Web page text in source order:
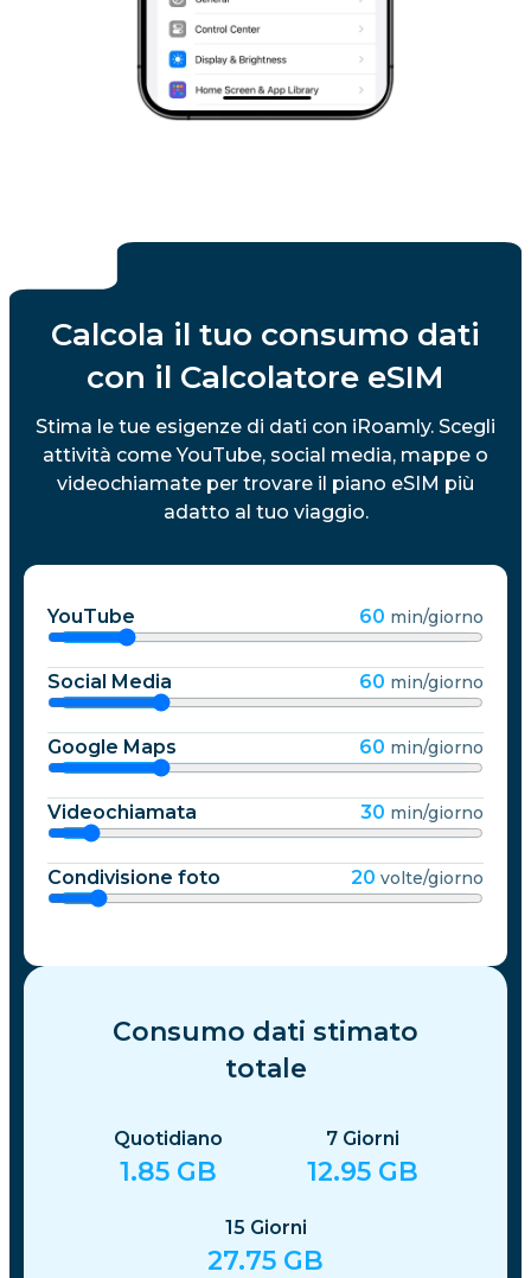
Calcola il tuo consumo dati
con il Calcolatore eSIM
Stima le tue esigenze di dati con iRoamly. Scegli
attività come YouTube, social media, mappe o
videochiamate per trovare il piano eSIM più
adatto al tuo viaggio.
YouTube 60 min/giorno
Social Media 60 min/giorno
Google Maps 60 min/giorno
Videochiamata 30 min/giorno
Condivisione foto 20 volte/giorno
Consumo dati stimato
totale
Quotidiano
1.85 GB
7 Giorni
12.95 GB
15 Giorni
27.75 GB